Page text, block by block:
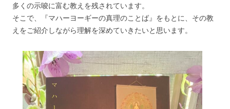
多くの示唆に富む教えを残されています。
そこで、『マハーヨーギーの真理のことば』をもとに、その教
えをご紹介しながら理解を深めていきたいと思います。